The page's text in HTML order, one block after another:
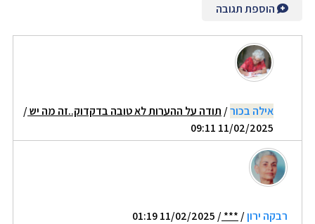
הוספת תגובה
אילה בכור/ תודה על ההערות לא טובה בדקדוק..זה מה יש/
11/02/2025 09:11
רבקה ירון/
***
/ 11/02/2025 01:19